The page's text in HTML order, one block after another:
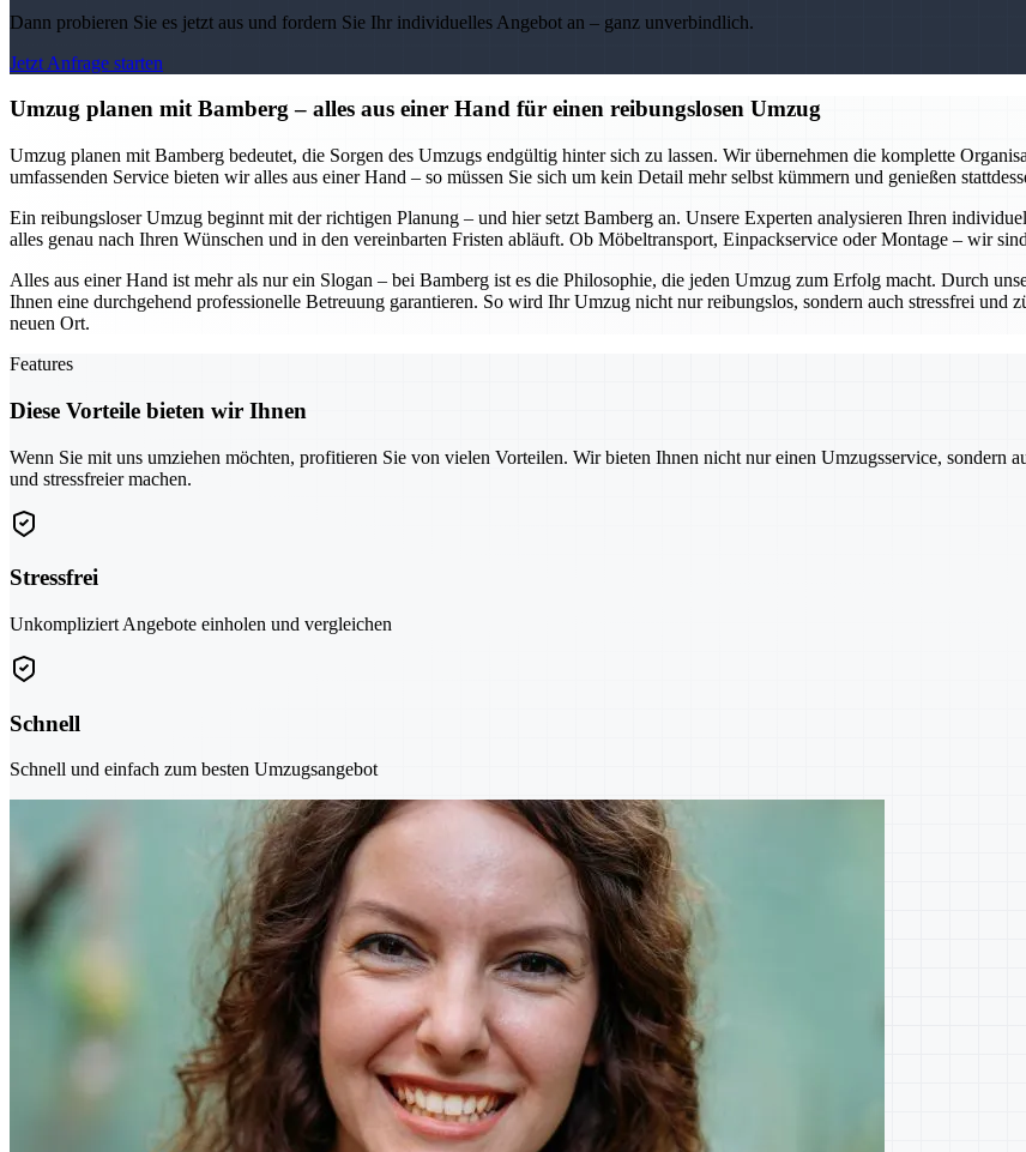
Dann probieren Sie es jetzt aus und fordern Sie Ihr individuelles Angebot an – ganz unverbindlich.
Jetzt Anfrage starten
Umzug planen mit Bamberg – alles aus einer Hand für einen reibungslosen Umzug
Umzug planen mit Bamberg bedeutet, die Sorgen des Umzugs endgültig hinter sich zu lassen. Wir übernehmen die komplette
umfassenden Service bieten wir alles aus einer Hand – so müssen Sie sich um kein Detail mehr selbst kümmern und genießen
Ein reibungsloser Umzug beginnt mit der richtigen Planung – und hier setzt Bamberg an. Unsere Experten analysieren Ihren
alles genau nach Ihren Wünschen und in den vereinbarten Fristen abläuft. Ob Möbeltransport, Einpackservice oder Montage – wir
Alles aus einer Hand ist mehr als nur ein Slogan – bei Bamberg ist es die Philosophie, die jeden Umzug zum Erfolg macht. Durch
Ihnen eine durchgehend professionelle Betreuung garantieren. So wird Ihr Umzug nicht nur reibungslos, sondern auch stressfrei
neuen Ort.
Features
Diese Vorteile bieten wir Ihnen
Wenn Sie mit uns umziehen möchten, profitieren Sie von vielen Vorteilen. Wir bieten Ihnen nicht nur einen Umzugsservice, sondern
und stressfreier machen.
Stressfrei
Unkompliziert Angebote einholen und vergleichen
Schnell
Schnell und einfach zum besten Umzugsangebot